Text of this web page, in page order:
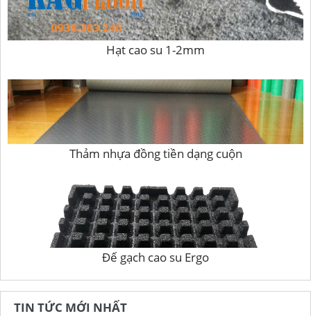
Hạt cao su 1-2mm
Thảm nhựa đồng tiền dạng cuộn
Đế gạch cao su Ergo
TIN TỨC MỚI NHẤT